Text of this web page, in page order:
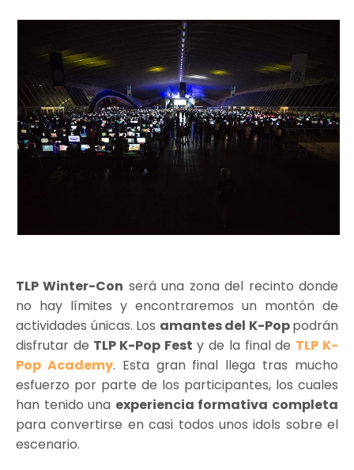
TLP Winter-Con será una zona del recinto donde
no hay límites y encontraremos un montón de
actividades únicas. Los amantes del K-Poppodrán
disfrutar de TLP K-Pop Festy de la final de TLP K-
Pop Academy. Esta gran final llega tras mucho
esfuerzo por parte de los participantes, los cuales
han tenido una experiencia formativa completa
para convertirse en casi todos unos idols sobre el
escenario.